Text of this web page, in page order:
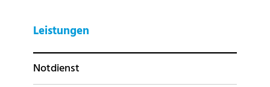
Leistungen
Notdienst